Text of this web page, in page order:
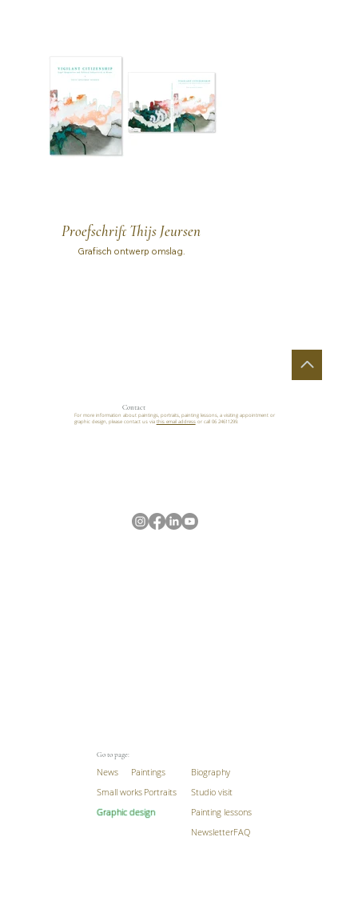
Proefschrift Thijs Jeursen
Grafisch ontwerp omslag.
News
Paintings
Small works Portraits
Graphic design
Biography
Studio visit
Painting lessons
NewsletterFAQ
Go to page:
For more information about paintings, portraits, painting lessons, a visiting appointment or
graphic design, please contact us via this email addressor call 06 24611299.
Contact